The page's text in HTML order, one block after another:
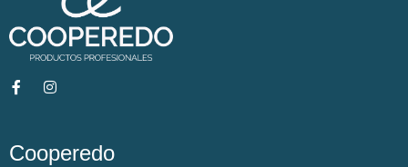
Cooperedo